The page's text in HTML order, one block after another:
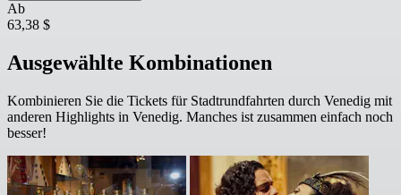
Ab
63,38 $
Ausgewählte Kombinationen
Kombinieren Sie die Tickets für Stadtrundfahrten durch Venedig mit
anderen Highlights in Venedig. Manches ist zusammen einfach noch
besser!